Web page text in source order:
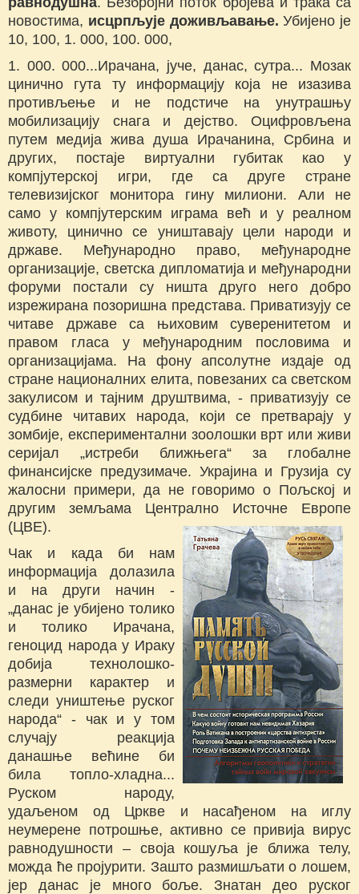
новостима, исцрпљује доживљавање. Убијено је
10, 100, 1. 000, 100. 000,
1. 000. 000...Ирачана, јуче, данас, сутра... Мозак
цинично гута ту информацију која не изазива
противљење и не подстиче на унутрашњу
мобилизацију снага и дејство. Оцифровљена
путем медија жива душа Ирачанина, Србина и
других, постаје виртуални губитак као у
компјутерској игри, где са друге стране
телевизијског монитора гину милиони. Али не
само у компјутерским играма већ и у реалном
животу, цинично се уништавају цели народи и
државе. Међународно право, међународне
организације, светска дипломатија и међународни
форуми постали су ништа друго него добро
изрежирана позоришна представа. Приватизују се
читаве државе са њиховим суверенитетом и
правом гласа у међународним пословима и
организацијама. На фону апсолутне издаје од
стране националних елита, повезаних са светском
закулисом и тајним друштвима, - приватизују се
судбине читавих народа, који се претварају у
зомбије, експериментални зоолошки врт или живи
серијал „истреби ближњега“ за глобалне
финансијске предузимаче. Украјина и Грузија су
жалосни примери, да не говоримо о Пољској и
другим земљама Централно Источне Европе
(ЦВЕ).
Чак и када би нам
информација долазила
и на други начин -
„данас је убијено толико
и толико Ирачана,
геноцид народа у Ираку
добија технолошко-
размерни карактер и
следи уништење руског
народа“ - чак и у том
случају реакција
данашње већине би
била топло-хладна...
Руском народу,
удаљеном од Цркве и насађеном на иглу
неумерене потрошње, активно се привија вирус
равнодушности – своја кошуља је ближа телу,
можда ће пројурити. Зашто размишљати о лошем,
јер данас је много боље. Знатан део руског